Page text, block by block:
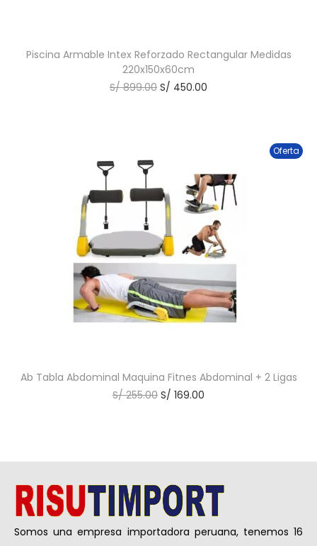
Piscina Armable Intex Reforzado Rectangular Medidas
220x150x60cm
S/899.00 S/ 450.00
Oferta
Ab Tabla Abdominal Maquina Fitnes Abdominal + 2 Ligas
S/255.00 S/ 169.00
Somos una empresa importadora peruana, tenemos 16